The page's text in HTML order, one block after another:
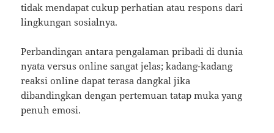
tidak mendapat cukup perhatian atau respons dari
lingkungan sosialnya.
Perbandingan antara pengalaman pribadi di dunia
nyata versus online sangat jelas; kadang-kadang
reaksi online dapat terasa dangkal jika
dibandingkan dengan pertemuan tatap muka yang
penuh emosi.